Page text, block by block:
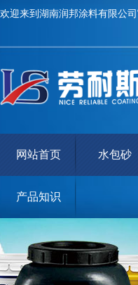
欢迎来到湖南润邦涂料有限公司
网站首页 水包砂
产品知识